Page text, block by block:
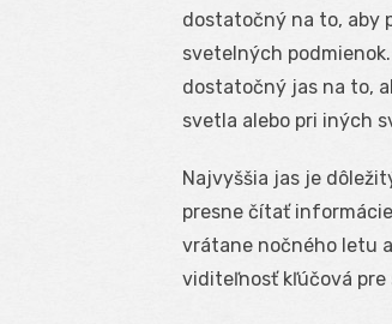
dostatočný na to, aby
svetelných
dostatočný jas na to,
svetla alebo pri iných
Najvyššia jas je
presne čítať
vrátane nočného letu
viditeľnosť kľúčová pre